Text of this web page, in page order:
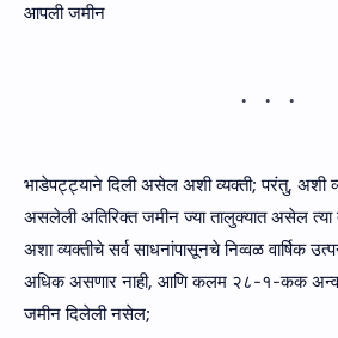
आपली जमीन
भाडेपट्ट्याने दिली असेल अशी व्यक्ती; परंतु, अशी
असलेली अतिरिक्त जमीन ज्या तालुक्यात असेल त्या
अशा व्यक्तीचे सर्व साधनांपासूनचे निव्वळ वार्षिक
अधिक असणार नाही, आणि कलम २८-१-कक अन्वये
जमीन दिलेली नसेल;